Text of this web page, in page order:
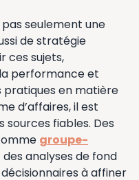
seulement une
de stratégie
ces sujets,
performance et
pratiques en matière
d’affaires, il est
sources fiables. Des
groupe-
analyses de fond
à affiner